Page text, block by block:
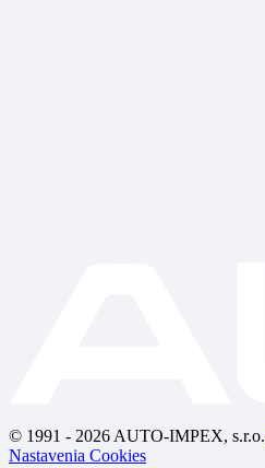
© 1991 - 2026 AUTO-IMPEX, s.r.o.
Nastavenia Cookies